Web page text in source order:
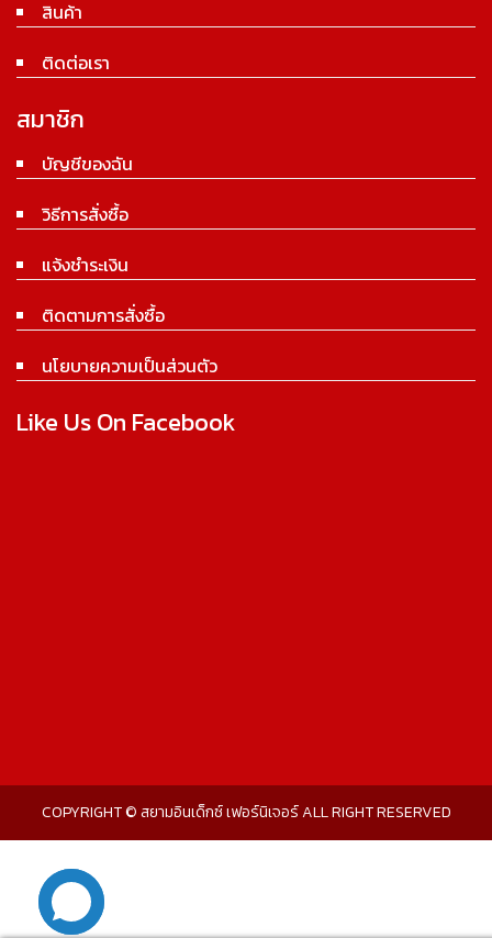
สินค้า
ติดต่อเรา
สมาชิก
บัญชีของฉัน
วิธีการสั่งซื้อ
แจ้งชำระเงิน
ติดตามการสั่งซื้อ
นโยบายความเป็นส่วนตัว
Like Us On Facebook
COPYRIGHT © สยามอินเด็กซ์ เฟอร์นิเจอร์ ALL RIGHT RESERVED